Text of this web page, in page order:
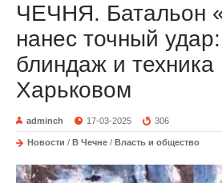
ЧЕЧНЯ. Батальон
нанес точный
блиндаж и
Харьковом
adminch 17-03-2025 306
Новости / В Чечне / Власть и общество